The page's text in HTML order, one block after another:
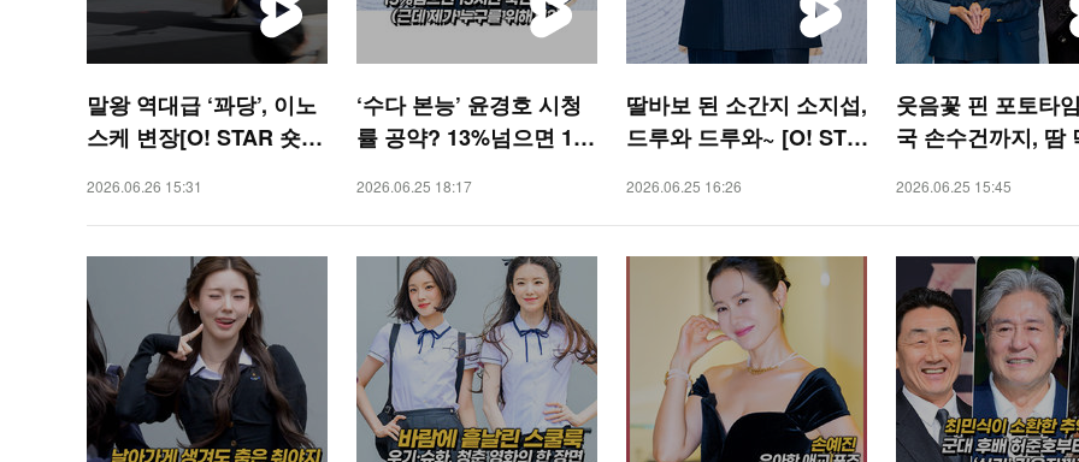
말왕 역대급 ‘꽈당’, 이노
스케 변장[O! STAR 숏
2026.06.26 15:31
‘수다 본능’ 윤경호 시청
률 공약? 13%넘으면 13
숏폼]
2026.06.25 18:17
딸바보 된 소간지 소지섭,
드루와 드루와~ [O! STA
2026.06.25 16:26
웃음꽃 핀 포토타
국 손수건까지, 땀
숏폼]
2026.06.25 15:45